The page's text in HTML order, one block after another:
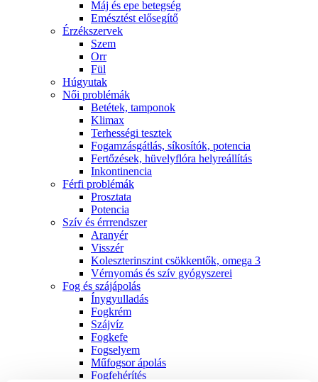
Máj és epe betegség
Emésztést elősegítő
Érzékszervek
Szem
Orr
Fül
Húgyutak
Női problémák
Betétek, tamponok
Klimax
Terhességi tesztek
Fogamzásgátlás, síkosítók, potencia
Fertőzések, hüvelyflóra helyreállítás
Inkontinencia
Férfi problémák
Prosztata
Potencia
Szív és érrrendszer
Aranyér
Visszér
Koleszterinszint csökkentők, omega 3
Vérnyomás és szív gyógyszerei
Fog és szájápolás
Í́nygyulladás
Fogkrém
Szájvíz
Fogkefe
Fogselyem
Műfogsor ápolás
Fogfehérítés